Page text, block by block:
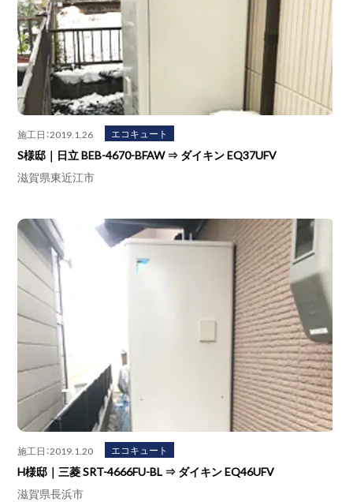
施工日：2019.1.26 エコキュート
S様邸｜日立 BEB-4670-BFAW ⇒ ダイキン EQ37UFV
滋賀県東近江市
施工日：2019.1.20 エコキュート
H様邸｜三菱 SRT-4666FU-BL ⇒ ダイキン EQ46UFV
滋賀県長浜市